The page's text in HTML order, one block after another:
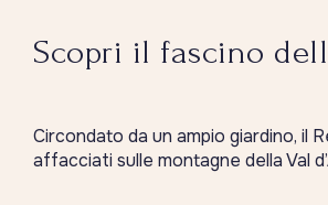
Scopri il fascino
Circondato da un ampio giardino, il
affacciati sulle montagne della Val